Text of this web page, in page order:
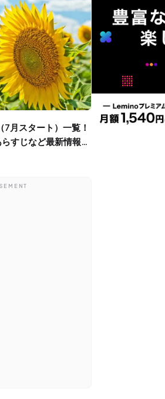
すじなど最新情報ま